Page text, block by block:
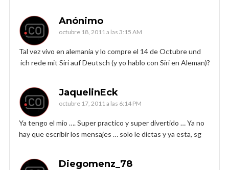
Anónimo
octubre 18, 2011 a las 3:15 AM
Tal vez vivo en alemania y lo compre el 14 de Octubre und
ich rede mit Siri auf Deutsch (y yo hablo con Siri en Aleman)?
JaquelinEck
octubre 17, 2011 a las 6:14 PM
Ya tengo el mio …. Super practico y super divertido … Ya no
hay que escribir los mensajes … solo le dictas y ya esta, sg
Diegomenz_78